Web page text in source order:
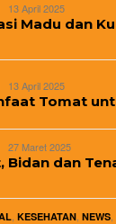
13 April 2025
Madu dan
13 April 2025
Tomat
27 Maret 2025
Bidan dan
KESEHATAN NEWS